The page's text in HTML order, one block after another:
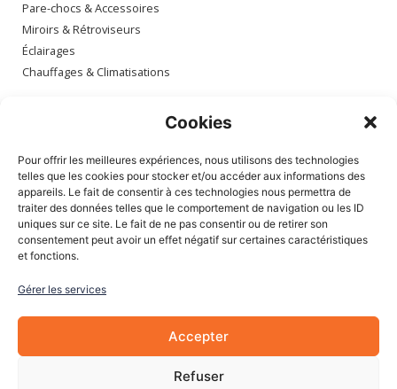
Cookies
Pour offrir les meilleures expériences, nous utilisons des technologies
telles que les cookies pour stocker et/ou accéder aux informations des
appareils. Le fait de consentir à ces technologies nous permettra de
traiter des données telles que le comportement de navigation ou les ID
uniques sur ce site. Le fait de ne pas consentir ou de retirer son
consentement peut avoir un effet négatif sur certaines caractéristiques
et fonctions.
Gérer les services
Accepter
Refuser
Pare-chocs & Accessoires
Miroirs & Rétroviseurs
Éclairages
Chauffages & Climatisations
Mon compte
Mes commandes
Mes adresses
Mon panier
Informations
À Propos de nous
Blog
Mentions légales